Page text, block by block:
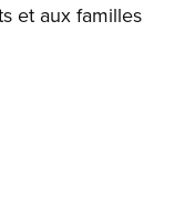
et aux familles